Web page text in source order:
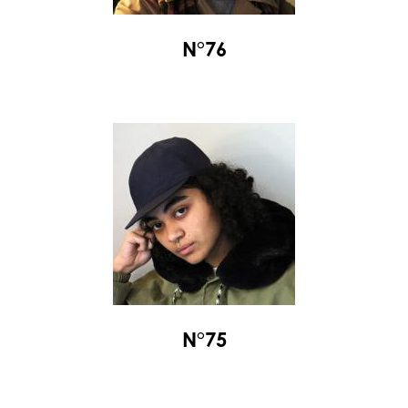
N°76
N°75